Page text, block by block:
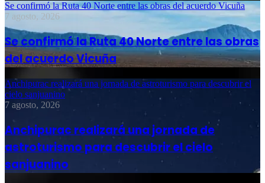
Se confirmó la Ruta 40 Norte entre las obras del acuerdo Vicuña
7 agosto, 2026
Se confirmó la Ruta 40 Norte entre las obras
del acuerdo Vicuña
Anchipurac realizará una jornada de astroturismo para descubrir el
cielo sanjuanino
7 agosto, 2026
Anchipurac realizará una jornada de
astroturismo para descubrir el cielo
sanjuanino